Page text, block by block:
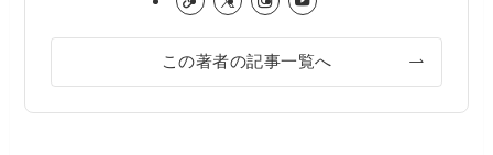
この著者の記事一覧へ